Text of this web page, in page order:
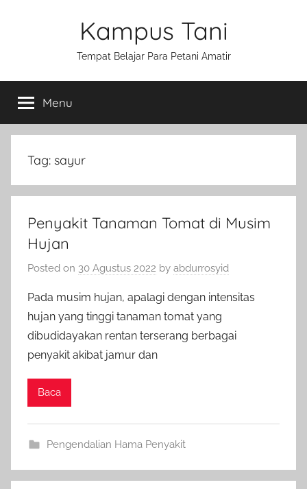
Kampus Tani
Tempat Belajar Para Petani Amatir
Menu
Tag: sayur
Penyakit Tanaman Tomat di Musim
Hujan
Posted on 30 Agustus 2022 by abdurrosyid
Pada musim hujan, apalagi dengan intensitas
hujan yang tinggi tanaman tomat yang
dibudidayakan rentan terserang berbagai
penyakit akibat jamur dan
Baca
Pengendalian Hama Penyakit